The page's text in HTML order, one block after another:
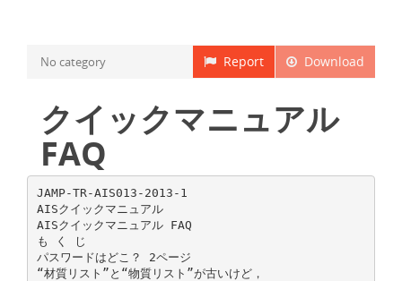
Download
Report
No category
クイックマニュアル
FAQ
JAMP-TR-AIS013-2013-1
AISクイックマニュアル
AISクイックマニュアル FAQ
も く じ
パスワードはどこ？ 2ページ
“材質リスト”と“物質リスト”が古いけど，